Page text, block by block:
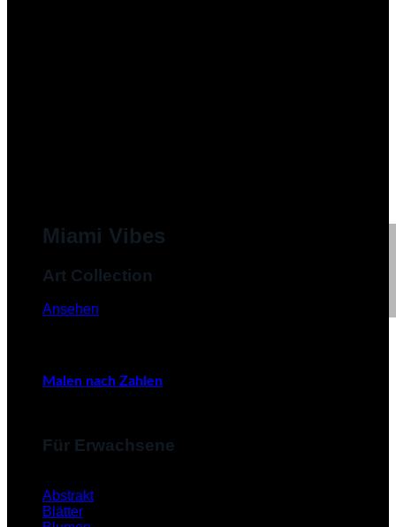
Miami Vibes
Art Collection
Ansehen
Malen nach Zahlen
Für Erwachsene
Abstrakt
Blätter